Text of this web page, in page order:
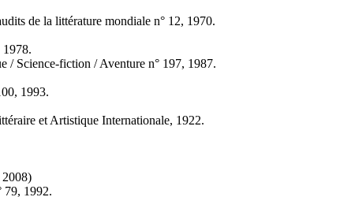
de la littérature mondiale n° 12, 1970.
1978.
/ Science-fiction / Aventure n° 197, 1987.
1993.
et Artistique Internationale, 1922.
2008)
79, 1992.